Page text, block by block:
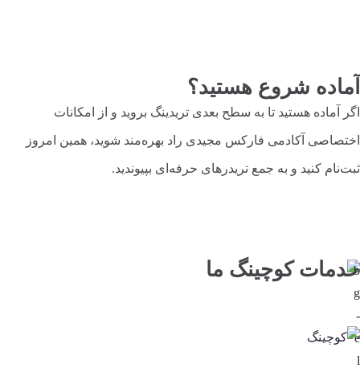
آماده شروع هستید؟
اگر آماده هستید تا به سطح بعدی تریدینگ بروید و از امکانات
اختصاصی آکادمی فارکس مجیدی راد بهره‌مند شوید، همین امروز
ثبت‌نام کنید و به جمع تریدرهای حرفه‌ای بپیوندید.
خدمات کوچینگ ما